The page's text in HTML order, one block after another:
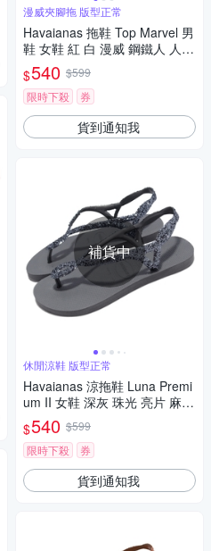
漫威夾腳拖 版型正常
Havaianas 拖鞋 Top Marvel 男
鞋 女鞋 紅 白 漫威 鋼鐵人 人字
拖 夾腳拖 巴西 哈瓦仕 413951
13456U
$540 $599
限時下殺
券
貨到通知我
補貨中
休閒涼鞋 版型正常
Havaianas 涼拖鞋 Luna Premi
um II 女鞋 深灰 珠光 亮片 麻花
夾腳 哈瓦仕 41470095178W
$540 $599
限時下殺
券
貨到通知我